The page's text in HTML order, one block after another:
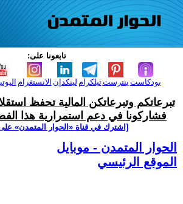
تابعونا على:
الانستغرام لينكدإن تيلكرامبنترست بودكاست
تبرعاتكم وتبرعاتكن المالية تحفظ
فشاركونا في دعم استمرارية هذا
[اشترك في قناة ‫«الحوار المتمدن»
الحوار المتمدن - موبايل
الموقع الرئيسي